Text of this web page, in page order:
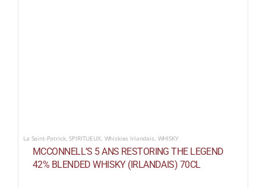
La Saint-Patrick,SPIRITUEUX, Whiskies Irlandais, WHISKY
MCCONNELL’S 5 ANS RESTORING THE LEGEND
42% BLENDED WHISKY (IRLANDAIS) 70CL